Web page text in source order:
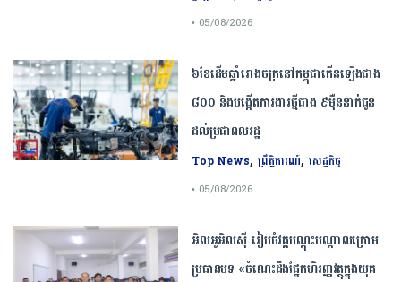
• 05/08/2026
៦ខែដើមឆ្នាំរោងចក្រនៅកម្ពុជាកើនឡើងជាង
៨០០ និងបង្កើតការងារថ្មីជាង ៩ម៉ឺននាក់ជូន
ដល់ប្រជាពលរដ្ឋ
Top News,ព្រឹត្តិការណ៍,សេដ្ឋកិច្ច
• 05/08/2026
អិលអូអិលស៊ី រៀបចំវគ្គបណ្តុះបណ្តាលក្រោម
ប្រធានបទ «ចំណេះដឹងផ្នែកហិរញ្ញវត្ថុក្នុងយុគ